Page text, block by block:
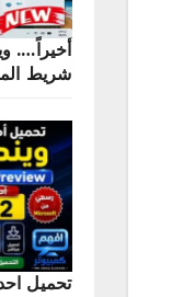
شريط
تحميل